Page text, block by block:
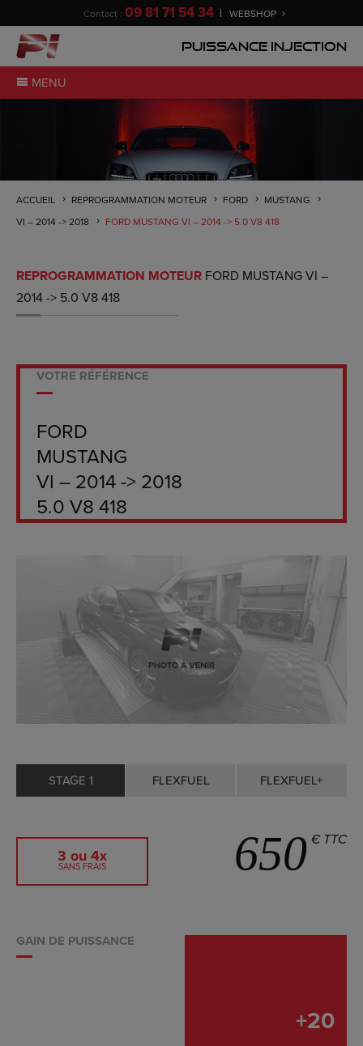
Contact : 09 81 71 54 34 WEBSHOP
Puissance Injection
MENU
ACCUEIL REPROGRAMMATION MOTEUR FORD
MUSTANG
VI – 2014 -> 2018
FORD MUSTANG VI – 2014 -> 5.0 V8 418
REPROGRAMMATION MOTEUR FORD MUSTANG VI –
2014 -> 5.0 V8 418
VOTRE RÉFÉRENCE
FORD
MUSTANG
VI – 2014 -> 2018
5.0 V8 418
STAGE 1 FLEXFUEL FLEXFUEL+
3 ou 4x
SANS FRAIS 650 € TTC
GAIN DE PUISSANCE
+20